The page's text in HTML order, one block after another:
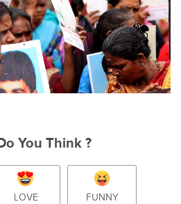
You Think ?
LOVE FUNNY